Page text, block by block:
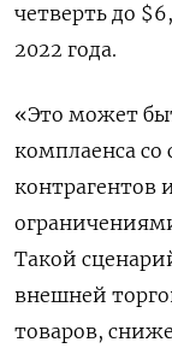
четверть до
2022 года.
«Это может
комплаенса
Такой
внешней
товаров,